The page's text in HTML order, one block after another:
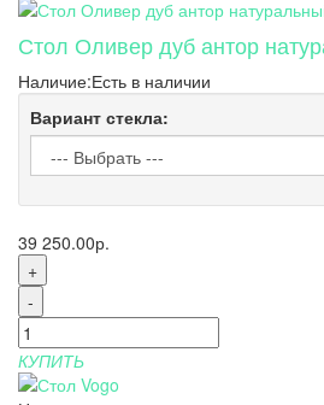
Стол Оливер дуб антор
Наличие:Есть в наличии
Вариант стекла:
39 250.00р.
+
-
КУПИТЬ